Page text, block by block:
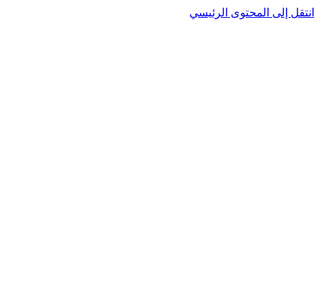
انتقل إلى المحتوى الرئيسي